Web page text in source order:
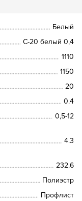
Белый
С-20 белый 0,4
1110
1150
20
0.4
0,5-12
4.3
232.6
Полиэстр
Профлист